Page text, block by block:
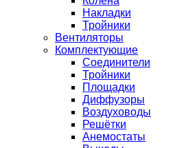
Накладки
Тройники
Вентиляторы
Комплектующие
Соединители
Тройники
Площадки
Диффузоры
Воздуховоды
Решётки
Анемостаты